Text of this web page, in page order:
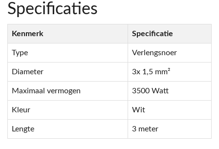
Specificaties
Kenmerk Specificatie
Type Verlengsnoer
Diameter 3x 1,5 mm²
Maximaal vermogen 3500 Watt
Kleur Wit
Lengte 3 meter